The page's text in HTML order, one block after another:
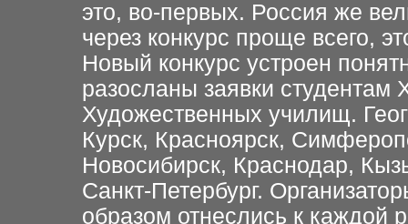
это, во-первых. Россия же
через конкурс проще всего,
Новый конкурс устроен
разосланы заявки
Художественных училищ.
Курск, Красноярск,
Новосибирск, Краснодар,
Санкт-Петербург.
образом отнеслись к каждой